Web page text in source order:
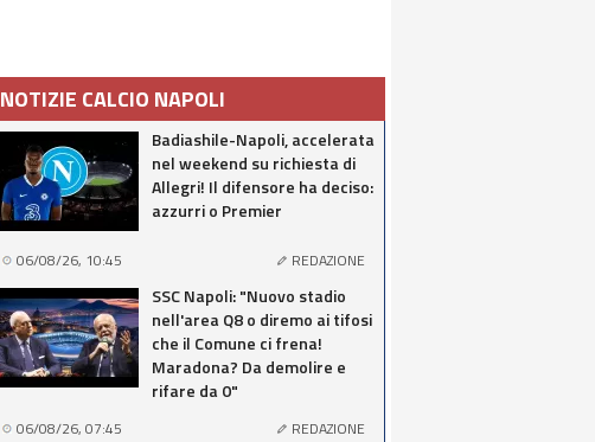
NOTIZIE CALCIO NAPOLI
Badiashile-Napoli, accelerata
nel weekend su richiesta di
Allegri! Il difensore ha deciso:
azzurri o Premier
06/08/26, 10:45 REDAZIONE
SSC Napoli: "Nuovo stadio
nell'area Q8 o diremo ai tifosi
che il Comune ci frena!
Maradona? Da demolire e
rifare da 0"
06/08/26, 07:45 REDAZIONE